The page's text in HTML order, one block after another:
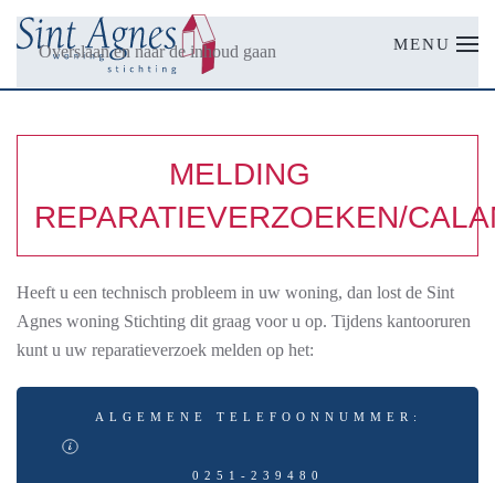
Overslaan en naar de inhoud gaan MENU
MELDING
REPARATIEVERZOEKEN/
Heeft u een technisch probleem in uw woning, dan lost de Sint
Agnes woning Stichting dit graag voor u op. Tijdens kantooruren
kunt u uw reparatieverzoek melden op het:
ALGEMENE TELEFOONNUMMER:
0251-239480